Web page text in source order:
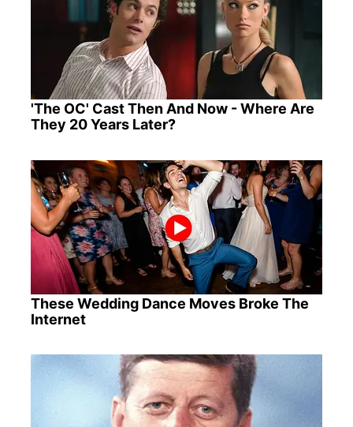
'The OC' Cast Then And Now - Where Are
They 20 Years Later?
These Wedding Dance Moves Broke The
Internet